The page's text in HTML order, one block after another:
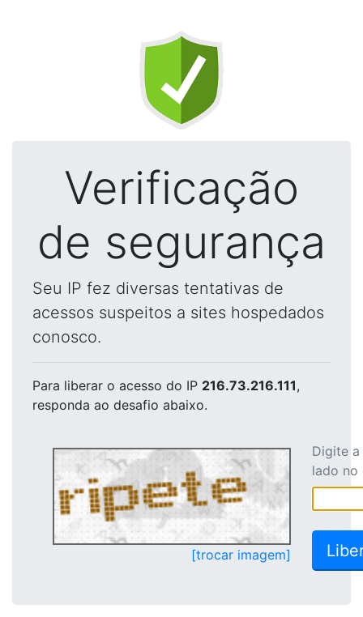
Verificação
de segurança
Seu IP fez diversas tentativas de
acessos suspeitos a sites hospedados
conosco.
Para liberar o acesso do IP 216.73.216.111,
responda ao desafio abaixo.
[trocar imagem]
Digite
lado no